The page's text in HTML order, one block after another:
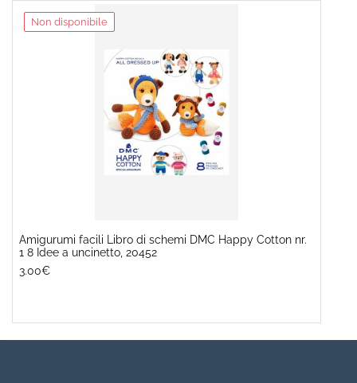
Non disponibile
Amigurumi facili Libro di schemi DMC Happy Cotton nr.
1 8 Idee a uncinetto, 20452
3.00€